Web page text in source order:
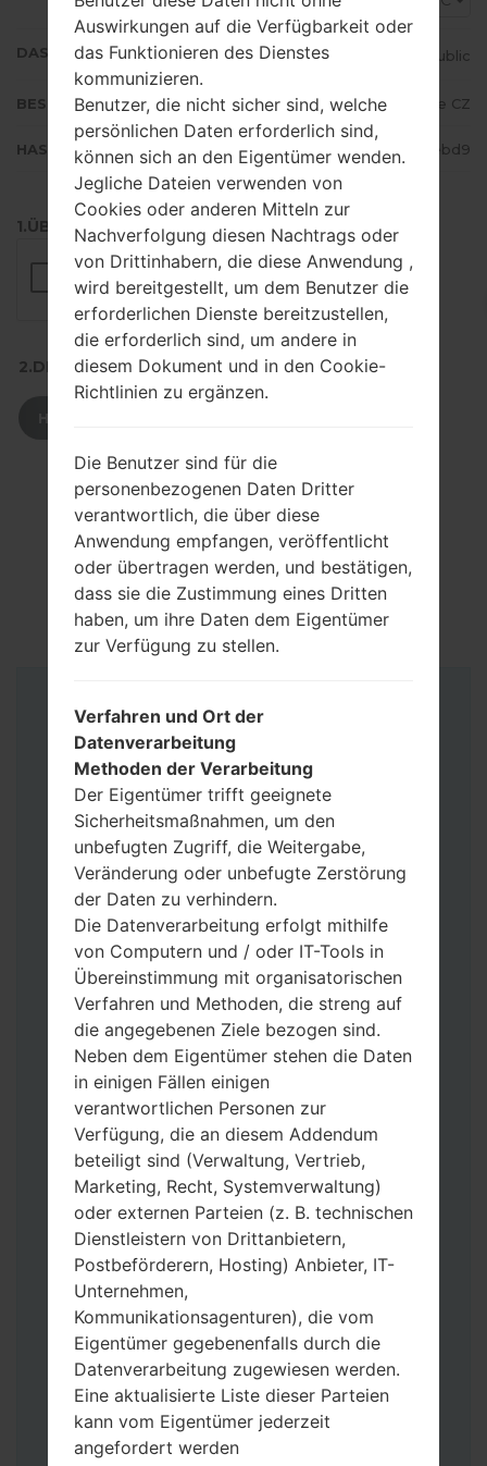
DAS LAND Czech Republic
BESCHREIBUNG Vodafone CZ
HASH 1e6cddfca2757721dcf527260a94ebd9
1.ÜBERPRÜFEN SIE AUF RECAPTCHA
2.DRÜCKEN SIE ZUM HERUNTERLADEN
Anleitung
Laden Sie auf Ihren PC:Odin 3neueste
Version herunter.
Dann laden Sie die Firmware-Datei
herunter und entpacken Sie sie.
Sie brauchen 1(wählen Sie hier 1 Firmware-
Datei aus) oder 5 (wählen Sie 5 Firmware-
Dateien aus) Firmware-Dateien:
AP: „System & Recovery“
CP: „Modem & Radio“
CSC_***: „Country & Region & Operator“
HOME_CSC_***: „Country & Region &
Operator“
Fügen Sie dem Programm Odin 3 alle
Dateien hinzu.
Wenn Sie das Telefon flashen und auf die
Werkseinstellungen zurücksetzen
Auswirkungen auf die Verfügbarkeit oder
das Funktionieren des Dienstes
kommunizieren.
Benutzer, die nicht sicher sind, welche
persönlichen Daten erforderlich sind,
können sich an den Eigentümer wenden.
Jegliche Dateien verwenden von
Cookies oder anderen Mitteln zur
Nachverfolgung diesen Nachtrags oder
von Drittinhabern, die diese Anwendung ,
wird bereitgestellt, um dem Benutzer die
erforderlichen Dienste bereitzustellen,
die erforderlich sind, um andere in
diesem Dokument und in den Cookie-
Richtlinien zu ergänzen.
Die Benutzer sind für die
personenbezogenen Daten Dritter
verantwortlich, die über diese
Anwendung empfangen, veröffentlicht
oder übertragen werden, und bestätigen,
dass sie die Zustimmung eines Dritten
haben, um ihre Daten dem Eigentümer
zur Verfügung zu stellen.
Verfahren und Ort der
Datenverarbeitung
Methoden der Verarbeitung
Der Eigentümer trifft geeignete
Sicherheitsmaßnahmen, um den
unbefugten Zugriff, die Weitergabe,
Veränderung oder unbefugte Zerstörung
der Daten zu verhindern.
Die Datenverarbeitung erfolgt mithilfe
von Computern und / oder IT-Tools in
Übereinstimmung mit organisatorischen
Verfahren und Methoden, die streng auf
die angegebenen Ziele bezogen sind.
Neben dem Eigentümer stehen die Daten
in einigen Fällen einigen
verantwortlichen Personen zur
Verfügung, die an diesem Addendum
beteiligt sind (Verwaltung, Vertrieb,
Marketing, Recht, Systemverwaltung)
oder externen Parteien (z. B. technischen
Dienstleistern von Drittanbietern,
Postbeförderern, Hosting) Anbieter, IT-
Unternehmen,
Kommunikationsagenturen), die vom
Eigentümer gegebenenfalls durch die
Datenverarbeitung zugewiesen werden.
Eine aktualisierte Liste dieser Parteien
kann vom Eigentümer jederzeit
angefordert werden